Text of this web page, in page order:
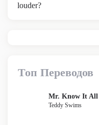
louder?
Топ Переводов
Mr. Know It All
Teddy Swims